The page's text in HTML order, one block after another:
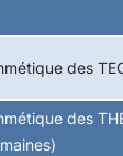
des
des